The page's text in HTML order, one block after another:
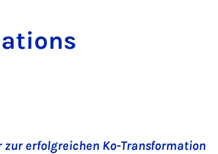
erfolgreichen Ko-Transformation